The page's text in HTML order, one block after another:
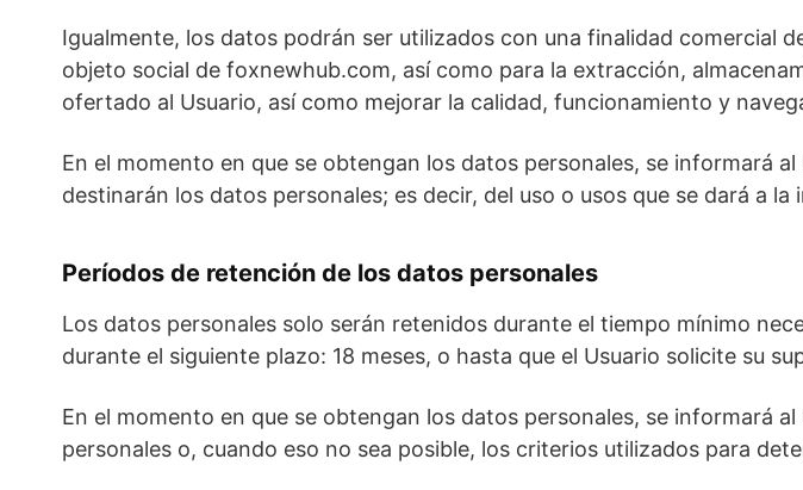
Igualmente, los datos podrán ser utilizados con una finalidad comercial
objeto social de foxnewhub.com, así como para la extracción,
ofertado al Usuario, así como mejorar la calidad, funcionamiento y
En el momento en que se obtengan los datos personales, se informará
destinarán los datos personales; es decir, del uso o usos que se dará a
Períodos de retención de los datos personales
Los datos personales solo serán retenidos durante el tiempo mínimo
durante el siguiente plazo: 18 meses, o hasta que el Usuario solicite su
En el momento en que se obtengan los datos personales, se informará
personales o, cuando eso no sea posible, los criterios utilizados para